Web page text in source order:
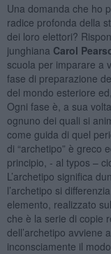
Una domanda che ho
radice profonda della
dei loro elettori?
junghiana Carol
scuola per imparare a
fase di preparazione
del mondo esteriore
Ogni fase è, a sua
ognuno dei quali si
come guida di quel
di “archetipo” è greco
principio, - al typos –
L’archetipo significa
l’archetipo si
elemento, realizzato
che è la serie di copie
dell’archetipo avviene
inconsciamente il